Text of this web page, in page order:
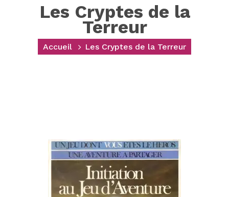
Les Cryptes de la
Terreur
Accueil Les Cryptes de la Terreur